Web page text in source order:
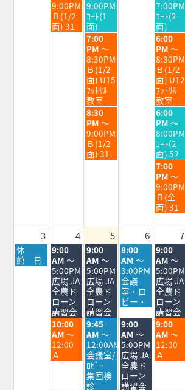
日,
7
月
28th
9:00PM
Ｂ(1/2
面) 31
日,
7
月
29th
2026
9:00PM
ｺｰﾄ(1
面)
日,
7
月
31st
2026
7:00PM
ｺｰﾄ(2
面)
水
曜
日,
7
月
29th
2026
7:00
PM ～
8:30PM
Ｂ(1/2
面) U15
ﾌｯﾄｻﾙ
教室
金
曜
日,
7
月
31st
2026
6:00
PM ～
8:30PM
Ｂ(1/2
面) U12
ﾌｯﾄｻﾙ
教室
水
曜
日,
7
月
29th
8:30
PM ～
9:00PM
Ｂ(1/2
面) 31
金
曜
日,
7
月
31st
2026
6:00
PM ～
8:00PM
ｺｰﾄ(2
面) 52
金
曜
日,
7
月
31st
2026
7:00
PM ～
9:00PM
Ｂ(全
面) 31
3 4 5 6 7
月
曜
日,
休
館 日
火
曜
日,
8
月
4th
2026
9:00
AM ～
5:00PM
広場 JA
全農ド
ローン
講習会
水
曜
日,
8
月
5th
2026
9:00
AM ～
5:00PM
広場 JA
全農ド
ローン
講習会
木
曜
日,
8
月
6th
2026
8:00
AM ～
3:00PM
会議
室・ロ
ビー・
金
曜
日,
8
月
7th
2026
9:00
AM ～
5:00PM
広場 JA
全農ド
ローン
講習会
火
曜
日,
8
月
10:00
AM ～
12:00
Ａ
水
曜
日,
8
月
5th
2026
9:45
AM ～
12:00AM
会議室/
ﾛﾋﾞｰ
集団検
診
木
曜
日,
8
月
6th
2026
9:00
AM ～
5:00PM
広場 JA
全農ド
ローン
講習会
金
曜
日,
8
月
9:00
AM ～
12:00
Ａ